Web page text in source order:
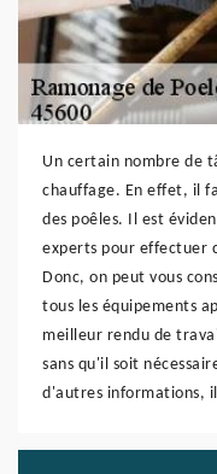
Un certain nombre de
chauffage. En effet, il
des poêles. Il est
experts pour effectuer
Donc, on peut vous
tous les équipements
meilleur rendu de
sans qu'il soit
d'autres informations,